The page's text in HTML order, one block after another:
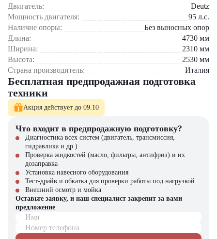
управлением
Универсальность
7-метровая стрела и
совместимость с 40+ видами
навесного оборудования
Строительные площадки – перемещение ЖБИ, кирпича,
строительных материалов
Сельское хозяйство – работа с кормами, зерном, удобрениями
Промышленные предприятия – транспортировка станков и
оборудования
Склады и логистические центры – штабелирование тяжелых
паллет
Компания "ЦТО" – официальный дилер Merlo – предлагает:
Телескопический погрузчик Merlo TF42.7-EE с полной
Оригинальные запчасти и расходники
Сервисное обслуживание по стандартам производителя
Гибкие финансовые программы
Наши преимущества:
Собственный сервисный центр
Широкий склад запчастей
Выездные бригады механиков
Обучение операторов
"ЦТО" – официальный партнер Merlo в России.
Двигатель:
Deutz
Мощность двигателя:
95 л.с.
Наличие опоры:
Без выносных опор
Длина:
4730 мм
Ширина:
2310 мм
Высота:
2530 мм
Страна производитель:
Италия
Бесплатная предпродажная подготовка
техники
Акция действует до 09.10
Что входит в предпродажную подготовку?
Диагностика всех систем (двигатель, трансмиссия,
гидравлика и др.)
Проверка жидкостей (масло, фильтры, антифриз) и их
дозаправка
Установка навесного оборудования
Тест-драйв и обкатка для проверки работы под нагрузкой
Внешний осмотр и мойка
Оставьте заявку, и наш специалист закрепит за вами
предложение
Имя
Номер телефона